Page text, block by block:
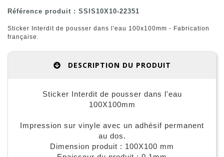
Référence produit : SSIS10X10-22351
Sticker Interdit de pousser dans l'eau 100x100mm - Fabrication
française.
DESCRIPTION DU PRODUIT
Sticker Interdit de pousser dans l'eau
100X100mm
Impression sur vinyle avec un adhésif permanent
au dos.
Dimension produit : 100X100 mm